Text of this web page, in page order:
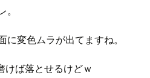
。
に変色ムラが出てますね。
けば落とせるけどｗ